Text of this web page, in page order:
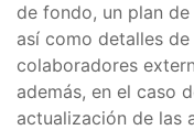
de fondo, un plan
así como detalles
colaboradores
además, en el caso
actualización de las